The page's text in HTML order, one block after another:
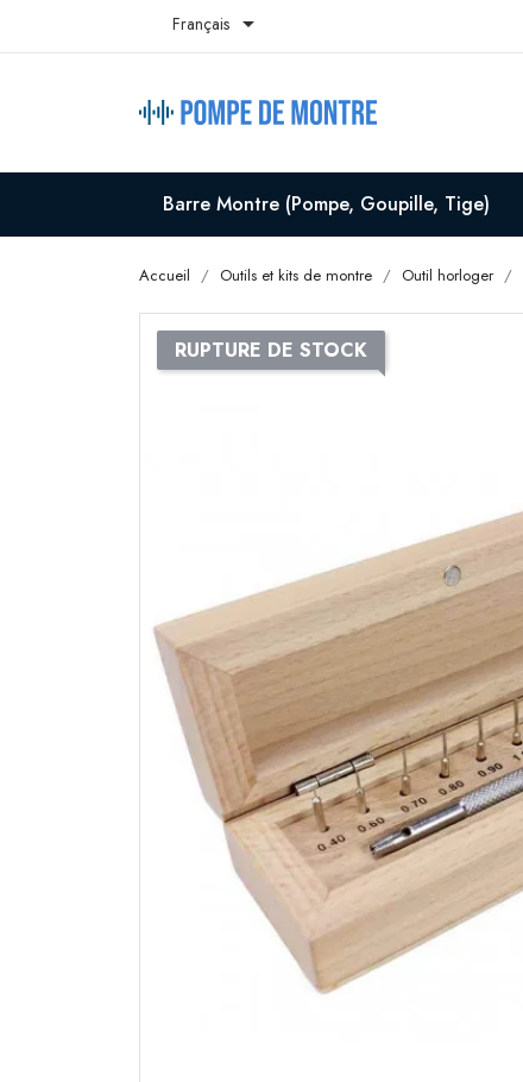
Français 
Barre Montre (Pompe, Goupille, Tige)
Accueil Outils et kits de montre Outil horloger
RUPTURE DE STOCK